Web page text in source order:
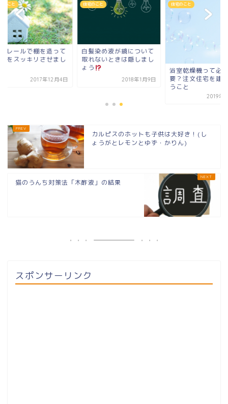
こと
レールで棚を造って
をスッキリさせまし
2017年12月4日
住宅のこと
白髪染め液が鏡について
取れないときは隠しまし
ょう
2018年1月9日
住宅のこと
浴室乾燥機って必要
要？注文住宅を建て
うこと
2019年1
カルピスのホットも子供は大好き！(し
ょうがとレモンとゆず・かりん)
猫のうんち対策法「木酢液」の結果
スポンサーリンク